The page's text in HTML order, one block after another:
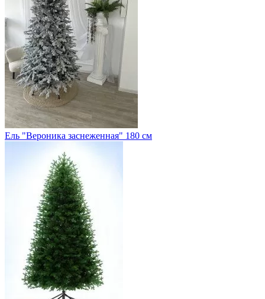
Ель "Вероника заснеженная" 180 см